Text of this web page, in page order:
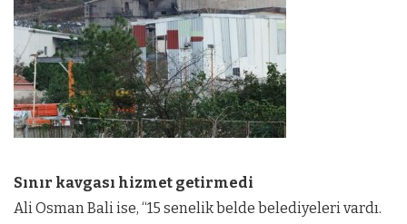
Sınır kavgası hizmet getirmedi
Ali Osman Bali ise, “15 senelik belde belediyeleri vardı.